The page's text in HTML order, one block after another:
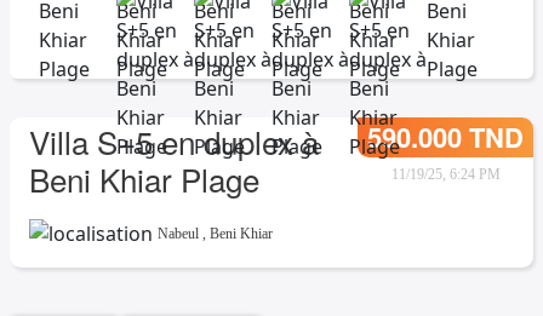
Villa S+5 en duplex à
Beni Khiar Plage
590.000 TND
11/19/25, 6:24 PM
Nabeul , Beni Khiar